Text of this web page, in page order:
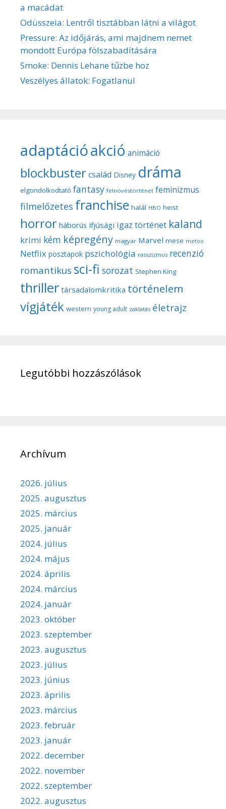
a macádat
Odüsszeia: Lentről tisztábban látni a világot
Pressure: Az időjárás, ami majdnem nemet
mondott Európa fölszabadítására
Smoke: Dennis Lehane tűzbe hoz
Veszélyes állatok: Fogatlanul
adaptációakció animáció
blockbustercsalád Disney dráma
elgondolkodtató fantasy felnövéstörténet feminizmus
filmelőzetes franchise halál HBO heist
horror háborús ifjúsági igaz történet kaland
krimi kém képregény magyar Marvel mese metoo
Netflix posztapok pszichológia rasszizmus recenzió
romantikus sci-fi sorozat Stephen King
thriller társadalomkritika történelem
vígjáték western young adult zaklatás életrajz
Legutóbbi hozzászólások
Archívum
2026. július
2025. augusztus
2025. március
2025. január
2024. július
2024. május
2024. április
2024. március
2024. január
2023. október
2023. szeptember
2023. augusztus
2023. július
2023. június
2023. április
2023. március
2023. február
2023. január
2022. december
2022. november
2022. szeptember
2022. augusztus